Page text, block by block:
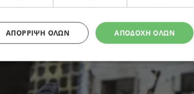
ΑΠΟΔΟΧΗ ΟΛΩΝ
ΑΠΌΡΡΙΨΗ ΌΛΩΝ